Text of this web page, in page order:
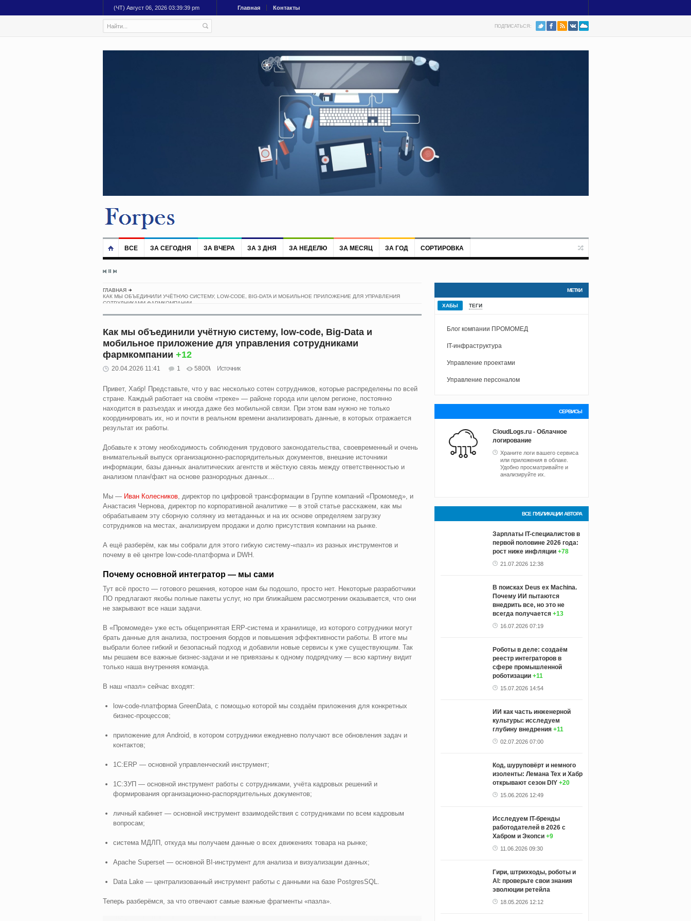
(ЧТ) Август 06, 2026 03:39:40 pm Главная Контакты
ПОДПИСАТЬСЯ:
ВСЕ ЗА СЕГОДНЯ ЗА ВЧЕРА ЗА 3 ДНЯ ЗА НЕДЕЛЮ ЗА МЕСЯЦ ЗА ГОД СОРТИРОВКА
ГЛАВНАЯ
КАК МЫ ОБЪЕДИНИЛИ УЧЁТНУЮ СИСТЕМУ, LOW-CODE, BIG-DATA И МОБИЛЬНОЕ ПРИЛОЖЕНИЕ ДЛЯ УПРАВЛЕНИЯ
СОТРУДНИКАМИ ФАРМКОМПАНИИ
Как мы объединили учётную систему, low-code, Big-Data и
мобильное приложение для управления сотрудниками
фармкомпании +12
20.04.2026 11:41 1 5800 Источник
Привет, Хабр! Представьте, что у вас несколько сотен сотрудников, которые распределены по всей
стране. Каждый работает на своём «треке» — районе города или целом регионе, постоянно
находится в разъездах и иногда даже без мобильной связи. При этом вам нужно не только
координировать их, но и почти в реальном времени анализировать данные, в которых отражается
результат их работы.
Добавьте к этому необходимость соблюдения трудового законодательства, своевременный и очень
внимательный выпуск организационно-распорядительных документов, внешние источники
информации, базы данных аналитических агентств и жёсткую связь между ответственностью и
анализом план/факт на основе разнородных данных…
Мы — Иван Колесников, директор по цифровой трансформации в Группе компаний «Промомед», и
Анастасия Чернова, директор по корпоративной аналитике — в этой статье расскажем, как мы
обрабатываем эту сборную солянку из метаданных и на их основе определяем загрузку
сотрудников на местах, анализируем продажи и долю присутствия компании на рынке.
А ещё разберём, как мы собрали для этого гибкую систему-«пазл» из разных инструментов и
почему в её центре low-code-платформа и DWH.
Почему основной интегратор — мы сами
Тут всё просто — готового решения, которое нам бы подошло, просто нет. Некоторые разработчики
ПО предлагают якобы полные пакеты услуг, но при ближайшем рассмотрении оказывается, что они
не закрывают все наши задачи.
В «Промомеде» уже есть общепринятая ERP-система и хранилище, из которого сотрудники могут
брать данные для анализа, построения бордов и повышения эффективности работы. В итоге мы
выбрали более гибкий и безопасный подход и добавили новые сервисы к уже существующим. Так
мы решаем все важные бизнес-задачи и не привязаны к одному подрядчику — всю картину видит
только наша внутренняя команда.
В наш «пазл» сейчас входят:
low-code-платформа GreenData, с помощью которой мы создаём приложения для конкретных
бизнес-процессов;
приложение для Android, в котором сотрудники ежедневно получают все обновления задач и
контактов;
1С:ERP — основной управленческий инструмент;
1С:ЗУП — основной инструмент работы с сотрудниками, учёта кадровых решений и
формирования организационно-распорядительных документов;
личный кабинет — основной инструмент взаимодействия с сотрудниками по всем кадровым
вопросам;
система МДЛП, откуда мы получаем данные о всех движениях товара на рынке;
Apache Superset — основной BI-инструмент для анализа и визуализации данных;
Data Lake — централизованный инструмент работы с данными на базе PostgresSQL.
Теперь разберёмся, за что отвечают самые важные фрагменты «пазла».
МЕТКИ
ХАБЫ ТЕГИ
Блог компании ПРОМОМЕД
IT-инфраструктура
Управление проектами
Управление персоналом
СЕРВИСЫ
CloudLogs.ru - Облачное
логирование
Храните логи вашего сервиса
или приложения в облаке.
Удобно просматривайте и
анализируйте их.
ВСЕ ПУБЛИКАЦИИ АВТОРА
Зарплаты IT-специалистов в
первой половине 2026 года:
рост ниже инфляции +78
21.07.2026 12:38
В поисках Deus ex Machina.
Почему ИИ пытаются
внедрить все, но это не
всегда получается +13
16.07.2026 07:19
Роботы в деле: создаём
реестр интеграторов в
сфере промышленной
роботизации +11
15.07.2026 14:54
ИИ как часть инженерной
культуры: исследуем
глубину внедрения +11
02.07.2026 07:00
Код, шуруповёрт и немного
изоленты: Лемана Тех и Хабр
открывают сезон DIY +20
15.06.2026 12:49
Исследуем IT-бренды
работодателей в 2026 с
Хабром и Экопси +9
11.06.2026 09:30
Гири, штрихкоды, роботы и
AI: проверьте свои знания
эволюции ретейла
18.05.2026 12:12